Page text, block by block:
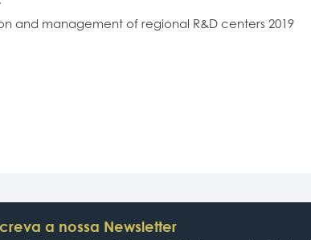
and management of regional R&D centers 2019
a nossa Newsletter